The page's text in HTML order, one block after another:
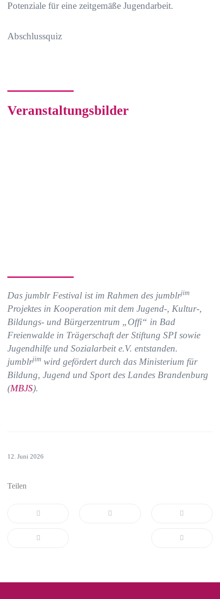
Potenziale für eine zeitgemäße Jugendarbeit.
Abschlussquiz
Veranstaltungsbilder
Das jumblr Festival ist im Rahmen des jumblrjim
Projektes in Kooperation mit dem Jugend-, Kultur-,
Bildungs- und Bürgerzentrum „Offi“ in Bad
Freienwalde in Trägerschaft der Stiftung SPI sowie
Jugendhilfe und Sozialarbeit e.V. entstanden.
jumblrjim wird gefördert durch das Ministerium für
Bildung, Jugend und Sport des Landes Brandenburg
(MBJS).
12. Juni 2026
Teilen